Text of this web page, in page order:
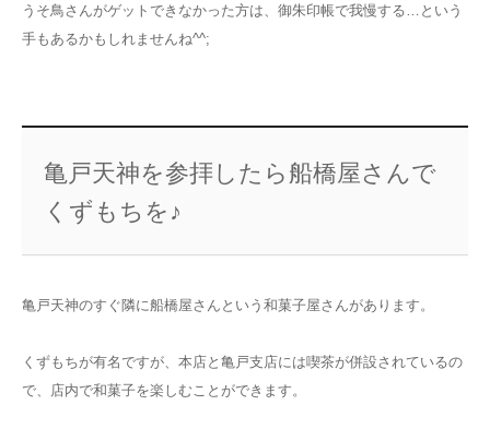
うそ鳥さんがゲットできなかった方は、御朱印帳で我慢する…という
手もあるかもしれませんね^^;
亀戸天神を参拝したら船橋屋さんで
くずもちを♪
亀戸天神のすぐ隣に船橋屋さんという和菓子屋さんがあります。
くずもちが有名ですが、本店と亀戸支店には喫茶が併設されているの
で、店内で和菓子を楽しむことができます。